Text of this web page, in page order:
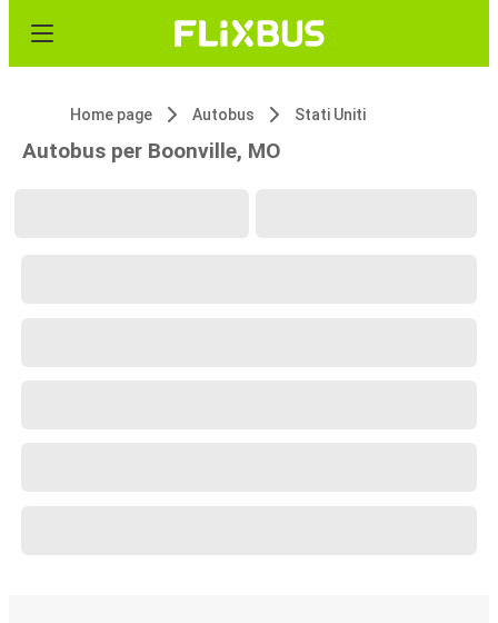
Home page Autobus Stati Uniti
Autobus per Boonville, MO